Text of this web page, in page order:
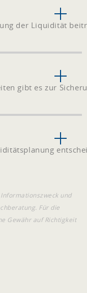
der Liquidität
gibt es zur
und
Für die
Gewähr auf Richtigkeit